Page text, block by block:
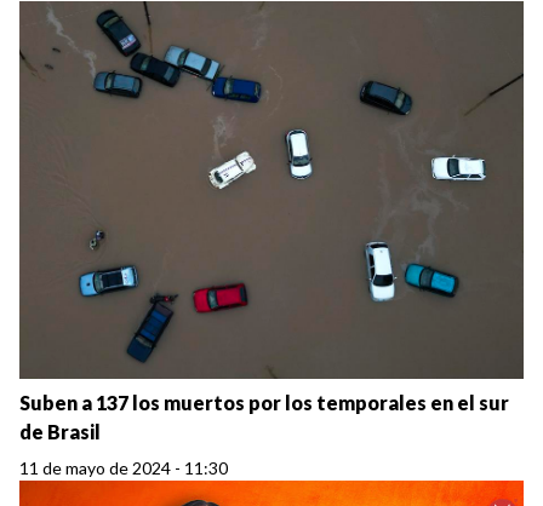
Suben a 137 los muertos por los temporales en el sur
de Brasil
11 de mayo de 2024 - 11:30